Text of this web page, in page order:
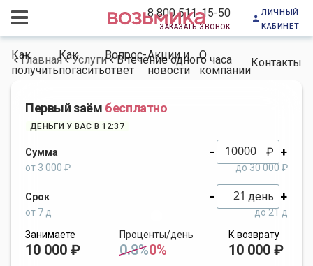
8 800 511-15-50
заказать звонок
личный
кабинет
Как
получить
Как
погасить
Вопрос-
ответ
Акции и
новости
О
компании
Контакты
Главная Услуги В течение одного часа
Первый заём бесплатно
ДЕНЬГИ У ВАС В 12:37
Сумма - ₽ +
от 3 000 ₽ до 30 000 ₽
Срок - день +
от 7 д
до 21 д
Занимаете
10 000 ₽
Проценты/день
0.8%0%
К возврату
10 000 ₽